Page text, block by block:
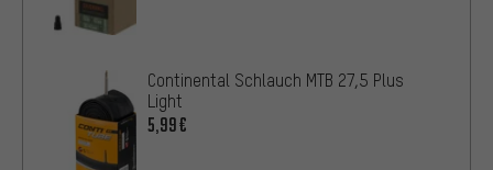
Continental Schlauch MTB 27,5 Plus
Light
5,99€